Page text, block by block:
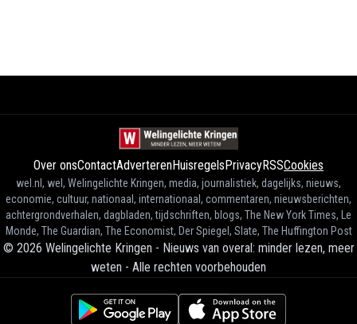
Over onsContactAdverterenHuisregels PrivacyRSSCookies
wel.nl, wel, Welingelichte Kringen, media, journalistiek, dagelijks, nieuws,
economie, cultuur, nationaal, internationaal, commentaren, nieuwsberichten,
achtergrondverhalen, dagbladen, tijdschriften, blogs, The New York Times, Le
Monde, The Guardian, The Economist, Der Spiegel, Slate, The Huffington Post
© 2026 Welingelichte Kringen - Nieuws van overal: minder lezen, meer
weten - Alle rechten voorbehouden